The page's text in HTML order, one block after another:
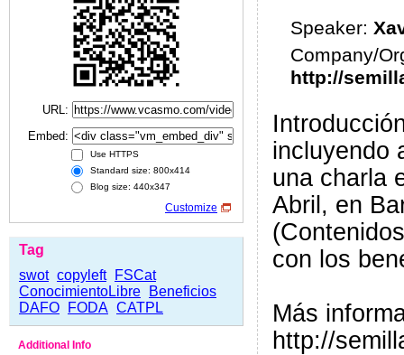
URL:
Embed:
Use HTTPS
Standard size: 800x414
Blog size: 440x347
Customize
Tag
swot copyleft
FSCat
ConocimientoLibre
Beneficios
DAFO
FODA CATPL
Additional Info
Speaker:
Company/
http://
incluyendo
una charla
Abril, en
con los
Más
http://